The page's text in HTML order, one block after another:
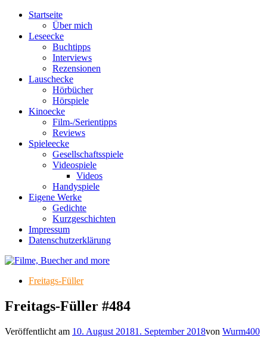
Startseite
Über mich
Leseecke
Buchtipps
Interviews
Rezensionen
Lauschecke
Hörbücher
Hörspiele
Kinoecke
Film-/Serientipps
Reviews
Spieleecke
Gesellschaftsspiele
Videospiele
Videos
Handyspiele
Eigene Werke
Gedichte
Kurzgeschichten
Impressum
Datenschutzerklärung
Freitags-Füller
Freitags-Füller #484
Veröffentlicht am 10. August 20181. September 2018von Wurm400